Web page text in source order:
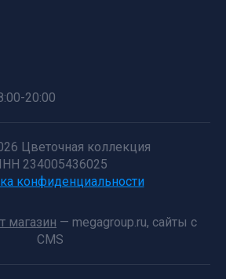
20:00
Цветочная коллекция
234005436025
конфиденциальности
магазин — megagroup.ru, сайты с
CMS